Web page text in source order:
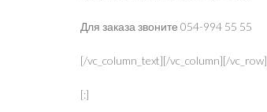
Для заказа звоните 054-994 55 55
[/vc_column_text][/vc_column][/vc_row]
[:]